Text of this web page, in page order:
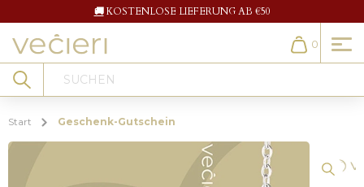
🚚KOSTENLOSE LIEFERUNG AB €50
Search
Cart
0
Start Geschenk-Gutschein